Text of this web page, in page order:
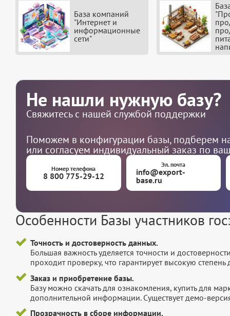
База компаний
"Интернет и
информационные
сети"
Не нашли нужную базу?
Свяжитесь с нашей службой поддержки
Поможем в конфигурации базы, подберем
или согласуем индивидуальный заказ по
Номер телефона
8 800 775-29-12
Эл. почта
info@export-
base.ru
Особенности Базы участников
Точность и достоверность данных.
Большая важность уделяется точности и
проходит проверку, что гарантирует высокую
Заказ и приобретение базы.
Базу можно скачать для ознакомления, купить для
дополнительной информации. Существует демо-
Прозрачность в сборе информации.